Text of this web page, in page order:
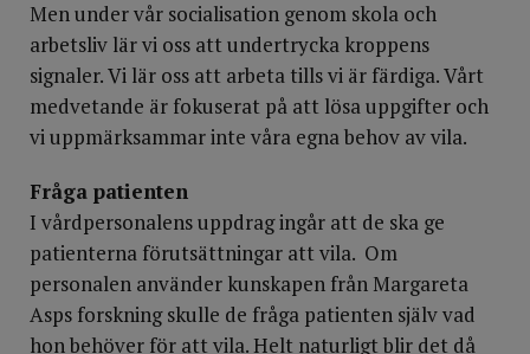
Men under vår socialisation genom skola och
arbetsliv lär vi oss att undertrycka kroppens
signaler. Vi lär oss att arbeta tills vi är färdiga. Vårt
medvetande är fokuserat på att lösa uppgifter och
vi uppmärksammar inte våra egna behov av vila.
Fråga patienten
I vårdpersonalens uppdrag ingår att de ska ge
patienterna förutsättningar att vila. Om
personalen använder kunskapen från Margareta
Asps forskning skulle de fråga patienten själv vad
hon behöver för att vila. Helt naturligt blir det då